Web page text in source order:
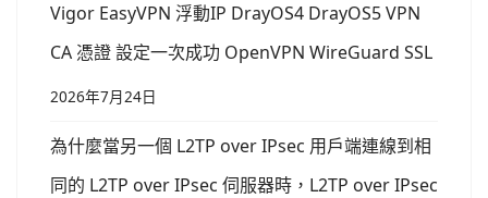
Vigor EasyVPN 浮動IP DrayOS4 DrayOS5 VPN
CA 憑證 設定一次成功 OpenVPN WireGuard SSL
2026年7月24日
為什麼當另一個 L2TP over IPsec 用戶端連線到相
同的 L2TP over IPsec 伺服器時，L2TP over IPsec